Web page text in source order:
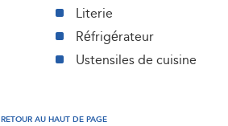
Literie
Réfrigérateur
Ustensiles de cuisine
RETOUR AU HAUT DE PAGE